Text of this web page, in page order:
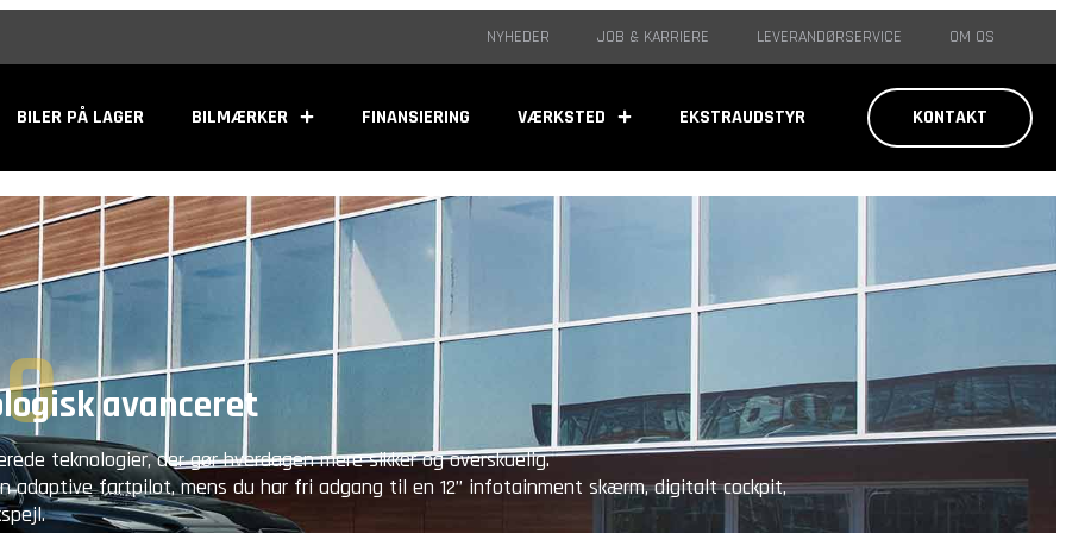
NYHEDER JOB & KARRIERE LEVERANDØRSERVICE OM OS
BILER PÅ LAGER BILMÆRKER FINANSIERING VÆRKSTED EKSTRAUDSTYR KONTAKT
avanceret
teknologier, der gør hverdagen mere sikker og overskuelig.
adaptive fartpilot, mens du har fri adgang til en 12” infotainment skærm, digitalt cockpit,